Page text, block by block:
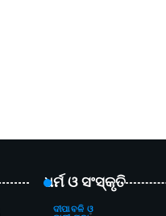
ଧର୍ମ ଓ ସଂସ୍କୃତି
ଦୀପାବଳି ଓ